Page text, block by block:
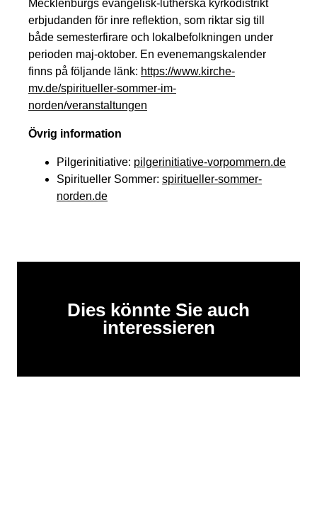
Mecklenburgs evangelisk-lutherska kyrkodistrikt
erbjudanden för inre reflektion, som riktar sig till
både semesterfirare och lokalbefolkningen under
perioden maj-oktober. En evenemangskalender
finns på följande länk: https://www.kirche-
mv.de/spiritueller-sommer-im-
norden/veranstaltungen
Övrig information
Pilgerinitiative: pilgerinitiative-vorpommern.de
Spiritueller Sommer: spiritueller-sommer-
norden.de
Dies könnte Sie auch
interessieren